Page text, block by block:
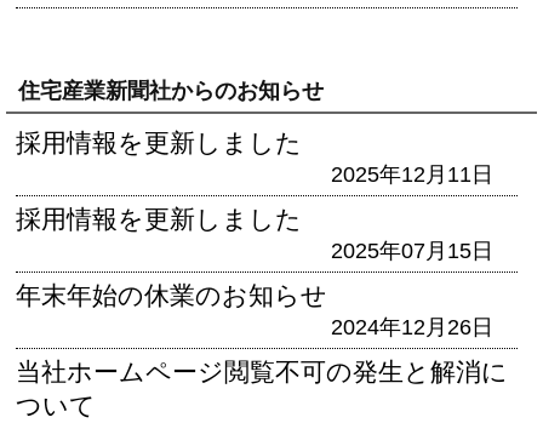
住宅産業新聞社からのお知らせ
採用情報を更新しました
2025年12月11日
採用情報を更新しました
2025年07月15日
年末年始の休業のお知らせ
2024年12月26日
当社ホームページ閲覧不可の発生と解消に
ついて